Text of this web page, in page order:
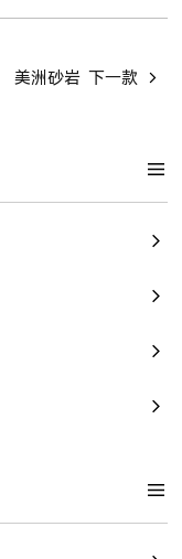
美洲砂岩 下一款